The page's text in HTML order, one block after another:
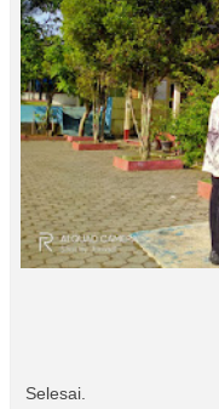
Selesai.